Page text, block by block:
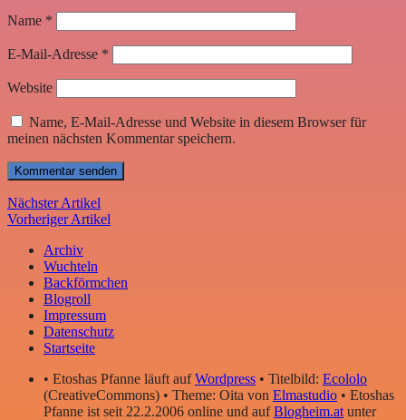
Name *
E-Mail-Adresse *
Website
Name, E-Mail-Adresse und Website in diesem Browser für
meinen nächsten Kommentar speichern.
Nächster Artikel
Vorheriger Artikel
Archiv
Wuchteln
Backförmchen
Blogroll
Impressum
Datenschutz
Startseite
• Etoshas Pfanne läuft aufWordpress • Titelbild: Ecololo
(CreativeCommons) • Theme: Oita von Elmastudio • Etoshas
Pfanne ist seit 22.2.2006 online und aufBlogheim.atunter